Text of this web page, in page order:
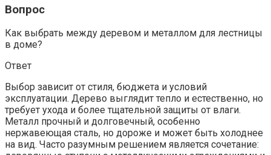
Вопрос
Как выбрать между деревом и металлом для лестницы
в доме?
Ответ
Выбор зависит от стиля, бюджета и условий
эксплуатации. Дерево выглядит тепло и естественно, но
требует ухода и более тщательной защиты от влаги.
Металл прочный и долговечный, особенно
нержавеющая сталь, но дороже и может быть холоднее
на вид. Часто разумным решением является сочетание: